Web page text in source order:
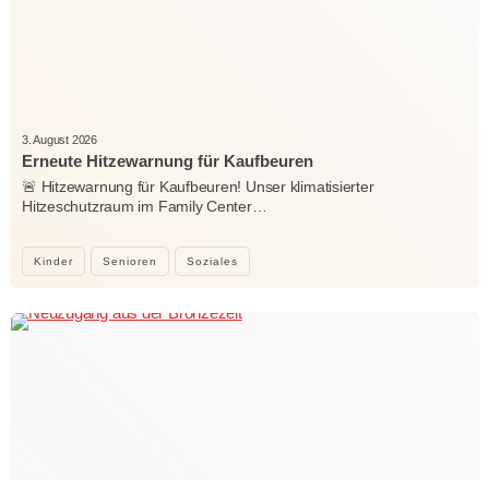
Kinder Senioren Soziales
3. August 2026
Erneute Hitzewarnung für Kaufbeuren
🚨 Hitzewarnung für Kaufbeuren! Unser klimatisierter
Hitzeschutzraum im Family Center…